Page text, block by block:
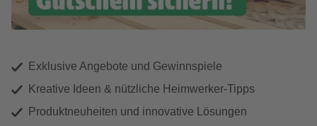
Exklusive Angebote und Gewinnspiele
Kreative Ideen & nützliche Heimwerker-Tipps
Produktneuheiten und innovative Lösungen